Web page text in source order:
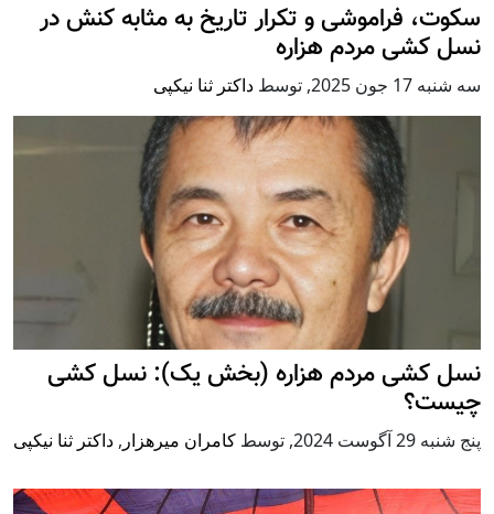
سکوت، فراموشی و تکرار تاريخ به مثابه کنش در
نسل کشی مردم هزاره
سه شنبه 17 جون 2025 , توسط داکتر ثنا نیکپی
نسل کشی مردم هزاره (بخش یک): نسل کشی
چیست؟
پنج شنبه 29 آگوست 2024 , توسط کامران میرهزار , داکتر ثنا نیکپی